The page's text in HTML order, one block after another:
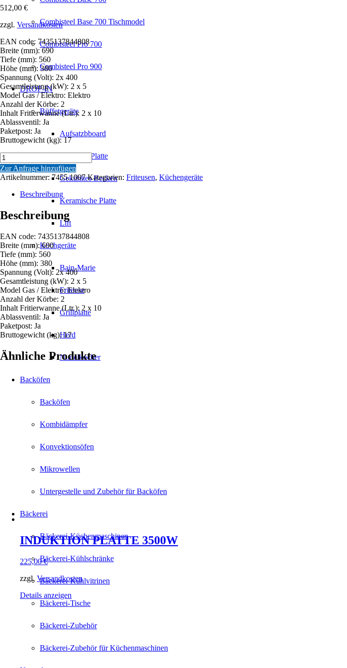
Combisteel Base 700 Tischmodel
Combisteel Pro 700
Combisteel Pro 900
DROP-IN
Büffetgeräte
Aufsatzbboard
Gekühlte Platte
Gekühltes Becken
Keramische Platte
Lift
Kochgeräte
Bain-Marie
Friteuse
Grillplatte
Herd
Nudelkocher
Backöfen
Backöfen
Kombidämpfer
Konvektionsöfen
Mikrowellen
Untergestelle und Zubehör für Backöfen
Bäckerei
Bäckerei-Küchenmaschinen
Bäckerei-Kühlschränke
Bäckerei-Kühlvitrinen
Bäckerei-Tische
Bäckerei-Zubehör
Bäckerei-Zubehör für Küchenmaschinen
512,00 €
zzgl. Versandkosten
EAN code: 7435137844808
Breite (mm): 690
Tiefe (mm): 560
Höhe (mm): 380
Spannung (Volt): 2x 400
Gesamtleistung (kW): 2 x 5
Model Gas / Elektro: Elektro
Anzahl der Körbe: 2
Inhalt Fritierwanne (Ltr.): 2 x 10
Ablassventil: Ja
Paketpost: Ja
Bruttogewicht (kg): 17
ELEKTRO
TISCHFRITEUSE
2X10
Menge
Zur Anfrage hinzufügen
Artikelnummer: 7455.1007 Kategorien: Friteusen, Küchengeräte
Beschreibung
Beschreibung
EAN code: 7435137844808
Breite (mm): 690
Tiefe (mm): 560
Höhe (mm): 380
Spannung (Volt): 2x 400
Gesamtleistung (kW): 2 x 5
Model Gas / Elektro: Elektro
Anzahl der Körbe: 2
Inhalt Fritierwanne (Ltr.): 2 x 10
Ablassventil: Ja
Paketpost: Ja
Bruttogewicht (kg): 17
Ähnliche Produkte
INDUKTION PLATTE 3500W
225,00€
zzgl. Versandkosten
Details anzeigen